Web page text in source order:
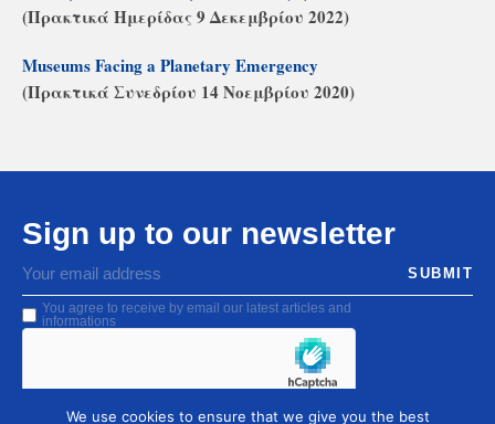
(Πρακτικά Ημερίδας 9 Δεκεμβρίου 2022)
Museums Facing a Planetary Emergency
(Πρακτικά Συνεδρίου 14 Νοεμβρίου 2020)
Sign up to our newsletter
You agree to receive by email our latest articles and
informations
SUBMIT
We use cookies to ensure that we give you the best